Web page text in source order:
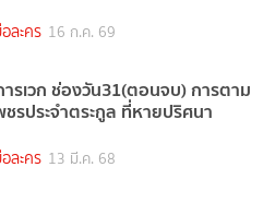
ละคร 16 ก.ค. 69
รเวก ช่องวัน31(ตอนจบ) การตาม
ชรประจำตระกูล ที่หายปริศนา
ละคร 13 มี.ค. 68